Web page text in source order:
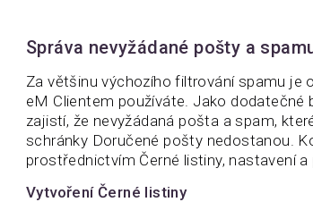
Správa nevyžádané pošty a
Za většinu výchozího filtrování spamu je
eM Clientem používáte. Jako
zajistí, že nevyžádaná pošta a spam,
schránky Doručené pošty nedostanou.
prostřednictvím Černé listiny, nastavení a
Vytvoření Černé listiny